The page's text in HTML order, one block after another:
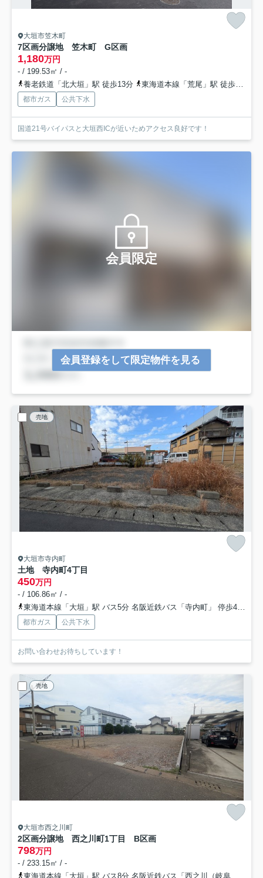
大垣市笠木町
7区画分譲地 笠木町 G区画
1,180万円
- / 199.53㎡ / -
養老鉄道「北大垣」駅 徒歩13分
東海道本線「荒尾」駅 徒歩21分
都市ガス 公共下水
国道21号バイパスと大垣西ICが近いためアクセス良好です！
会員限定
会員登録をして限定物件を見る
売地
大垣市寺内町
土地 寺内町4丁目
450万円
- / 106.86㎡ / -
東海道本線「大垣」駅 バス5分 名阪近鉄バス「寺内町」 停歩4分
都市ガス 公共下水
お問い合わせお待ちしています！
売地
大垣市西之川町
2区画分譲地 西之川町1丁目 B区画
798万円
- / 233.15㎡ / -
東海道本線「大垣」駅 バス8分 名阪近鉄バス「西之川（岐阜県）」 停歩3分